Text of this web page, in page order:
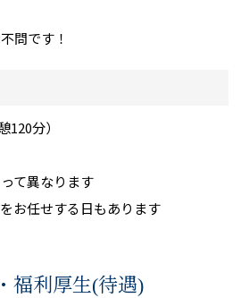
問です！
120分）
て異なります
お任せする日もあります
福利厚生(待遇)